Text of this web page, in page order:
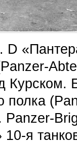
D
Курском.
полка
Panzer-
я